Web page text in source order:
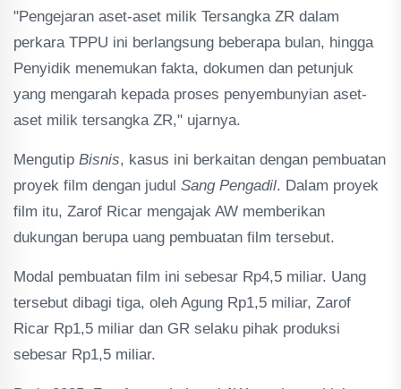
"Pengejaran aset-aset milik Tersangka ZR dalam
perkara TPPU ini berlangsung beberapa bulan, hingga
Penyidik menemukan fakta, dokumen dan petunjuk
yang mengarah kepada proses penyembunyian aset-
aset milik tersangka ZR," ujarnya.
Mengutip Bisnis, kasus ini berkaitan dengan pembuatan
proyek film dengan judul Sang Pengadil. Dalam proyek
film itu, Zarof Ricar mengajak AW memberikan
dukungan berupa uang pembuatan film tersebut.
Modal pembuatan film ini sebesar Rp4,5 miliar. Uang
tersebut dibagi tiga, oleh Agung Rp1,5 miliar, Zarof
Ricar Rp1,5 miliar dan GR selaku pihak produksi
sebesar Rp1,5 miliar.